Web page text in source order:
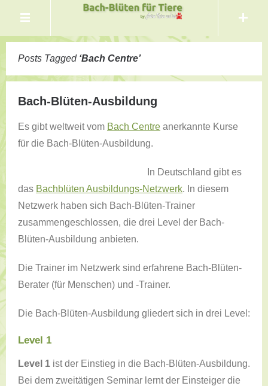
Posts Tagged ‘Bach Centre’
Bach-Blüten-Ausbildung
Es gibt weltweit vom Bach Centre anerkannte Kurse
für die Bach-Blüten-Ausbildung.
In Deutschland gibt es
das Bachblüten Ausbildungs-Netzwerk. In diesem
Netzwerk haben sich Bach-Blüten-Trainer
zusammengeschlossen, die drei Level der Bach-
Blüten-Ausbildung anbieten.
Die Trainer im Netzwerk sind erfahrene Bach-Blüten-
Berater (für Menschen) und -Trainer.
Die Bach-Blüten-Ausbildung gliedert sich in drei Level:
Level 1
Level 1 ist der Einstieg in die Bach-Blüten-Ausbildung.
Bei dem zweitätigen Seminar lernt der Einsteiger die